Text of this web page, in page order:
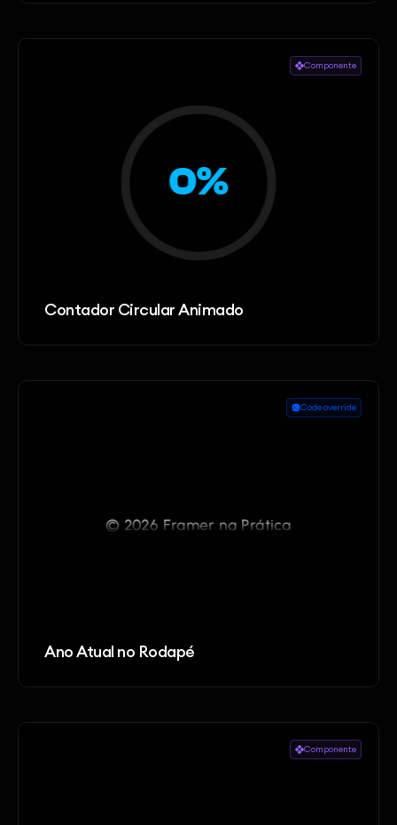
Componente
Contador Circular Animado
Code override
Ano Atual no Rodapé
Componente